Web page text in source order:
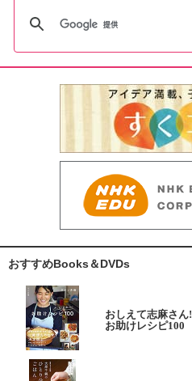
おすすめBooks＆DVDs
おしえて志麻さん!
お助けレシピ100